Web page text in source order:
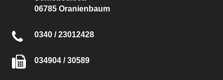
06785 Oranienbaum
0340 / 23012428
034904 / 30589